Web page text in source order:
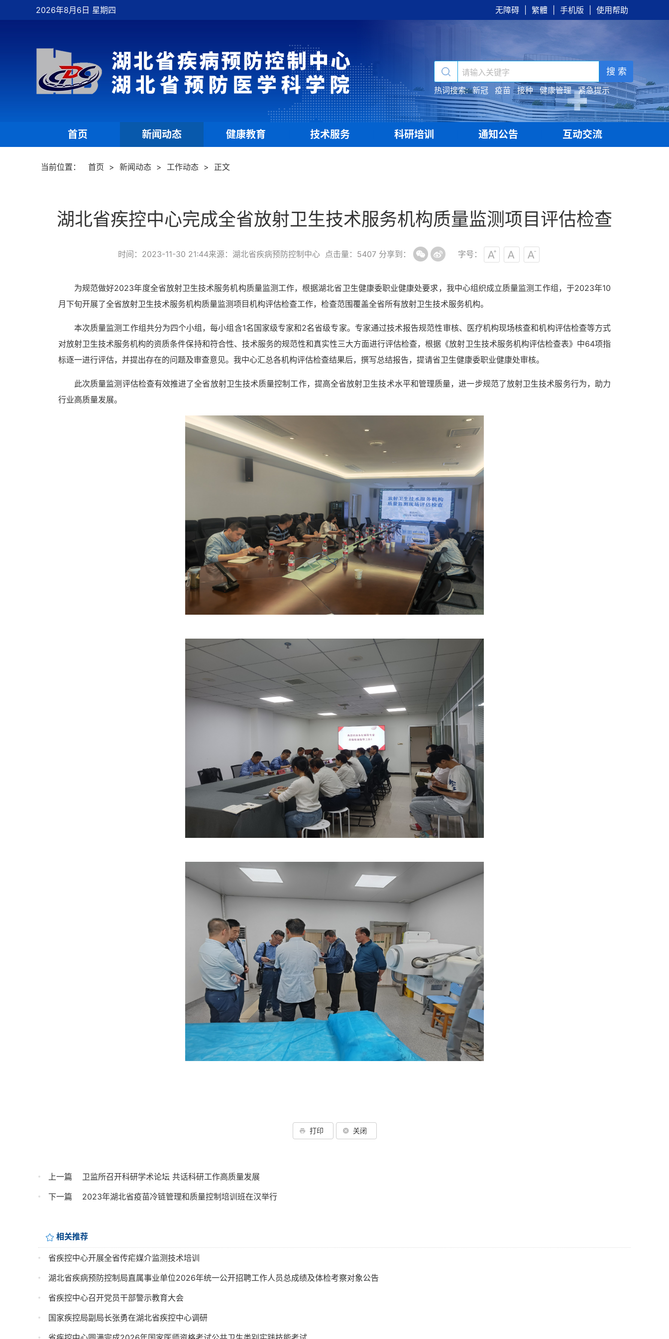
2026年8月6日 星期四 无障碍 繁體 手机版 使用帮助
搜 索
热词搜索: 新冠 疫苗 接种 健康管理 紧急提示
首页 新闻动态 健康教育 技术服务 科研培训 通知公告 互动交流
当前位置： 首页 > 新闻动态 > 工作动态 > 正文
湖北省疾控中心完成全省放射卫生技术服务机构质量监测项目评估检查
时间：2023-11-30 21:44来源：湖北省疾病预防控制中心 点击量： 5407 分享到： 字号：
为规范做好2023年度全省放射卫生技术服务机构质量监测工作，根据湖北省卫生健康委职业健康处要求， 我中心组织成立质量监测工作组，于2023年10
月 下旬开展了全省放射卫生技术服务机构质量监测项目机构评估检查工作，检查范围覆盖全省所有放射卫生技术服务机构。
本次质量监测工作组共分为四个小组，每小组 含1名国家级专家和2名省级专家。专家通过技术报告规范性审核、医疗机构现场核查和机构评估检查等方式
对放射卫生技术服务机构的资质条件保持和符合性、技术服务的规范性和真实性三大方面进行评估检查，根据《放射卫生技术服务机构评估检查表》中64项指
标逐一进行评估，并提出存在的问题及审查意见。我中心汇总各机构评估检查结果后，撰写总结报告，提请省卫生健康委职业健康处审核。
此次质量监测评估检查有效推进了全省放射卫生技术质量控制工作，提高全省放射卫生技术水平和管理质量，进一步规范了放射卫生技术服务行为，助力
行业高质量发展。
打印 关闭
上一篇
卫监所召开科研学术论坛 共话科研工作高质量发展
下一篇
2023年湖北省疫苗冷链管理和质量控制培训班在汉举行
相关推荐
省疾控中心开展全省传疟媒介监测技术培训
湖北省疾病预防控制局直属事业单位2026年统一公开招聘工作人员总成绩及体检考察对象公告
省疾控中心召开党员干部警示教育大会
国家疾控局副局长张勇在湖北省疾控中心调研